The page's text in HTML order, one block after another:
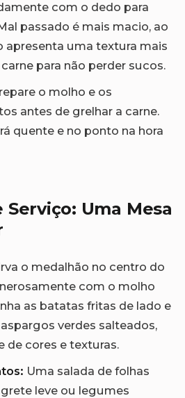
com o dedo para
passado é mais macio, ao
apresenta uma textura mais
para não perder sucos.
o molho e os
antes de grelhar a carne.
quente e no ponto na hora
Uma Mesa
o medalhão no centro do
com o molho
as batatas fritas de lado e
verdes salteados,
de cores e texturas.
Uma salada de folhas
leve ou legumes